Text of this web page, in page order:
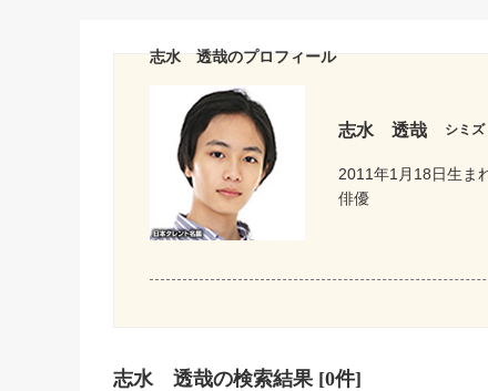
志水 透哉のプロフィール
志水 透哉 シミ
2011年1月18日生ま
俳優
志水 透哉の検索結果 [0件]